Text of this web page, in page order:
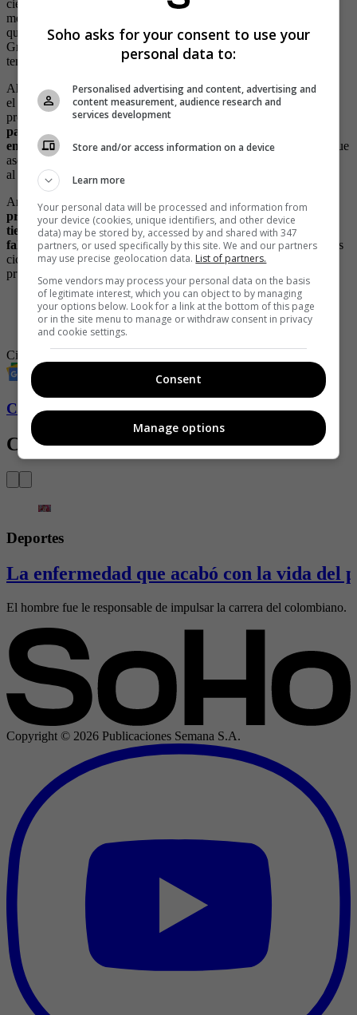
ciertos dolores. Aunque en un principio se ha dicho que este
medicamento no mejoraría el rendimiento deportivo, cabe señalar
que un estudio reciente no concluyente de la Universidad de
Granada apunta a que sí podría tener algún efecto en cuanto a este
tema.
Ahora bien, según la UCI, este medicamento se pudo encontrar en
el 4.4 % de los controles realizados a ciclistas antes de su
prohibición, pues de acuerdo con los ciclistas
para poder dormir de una manera más adecuada luego de
entrenamientos y pruebas exigentes.Sin embargo, hubo otros que
aseguraron que lo utilizaban para ir más allá de sus propios límites,
al ser un medicamento que ayuda a reducir la percepción de dolor.
Ante esta situación, la UCI tomó una decisión radical por la
propia seguridad de los ciclistas, ya que el tramadol también
tiene una gran cantidad de efectos secundarios como náuseas,
falta de atención y somnolencia, lo cual es de gran riesgo para los
ciclistas que lo consumen durante alguna competencia o alguna
prueba, pues puede incrementar la posibilidades de alguna caída.
-La batalla de los sub 23
-¿La favorita de los favoritos?
Ciclismo
Conozca más de Soho aquí
Contenido Relacionado
Deportes
La enfermedad que acabó con la vida del
El hombre fue le responsable de impulsar la carrera del colombiano.
Copyright © 2026 Publicaciones Semana S.A.
Soho asks for your consent to use your
personal data to:
Personalised advertising and content, advertising and
content measurement, audience research and
services development
Store and/or access information on a device
Learn more
Your personal data will be processed and information from
your device (cookies, unique identifiers, and other device
data) may be stored by, accessed by and shared with 347
partners, or used specifically by this site. We and our partners
may use precise geolocation data. List of partners.
Some vendors may process your personal data on the basis
of legitimate interest, which you can object to by managing
your options below. Look for a link at the bottom of this page
or in the site menu to manage or withdraw consent in privacy
and cookie settings.
Consent
Manage options